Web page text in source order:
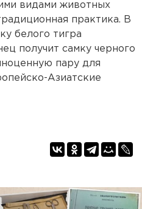
видами животных
практика. В
белого тигра
получит самку черного
пару для
Азиатские